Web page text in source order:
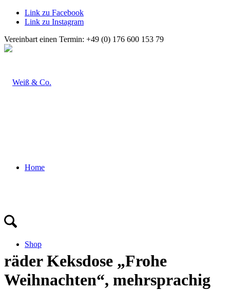
Link zu Facebook
Link zu Instagram
Vereinbart einen Termin: +49 (0) 176 600 153 79
Home
Shop
räder Keksdose „Frohe
Weihnachten“, mehrsprachig